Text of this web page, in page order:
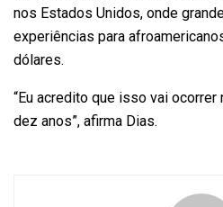
nos Estados Unidos, onde
experiências para
dólares.
“Eu acredito que isso vai
dez anos”, afirma Dias.